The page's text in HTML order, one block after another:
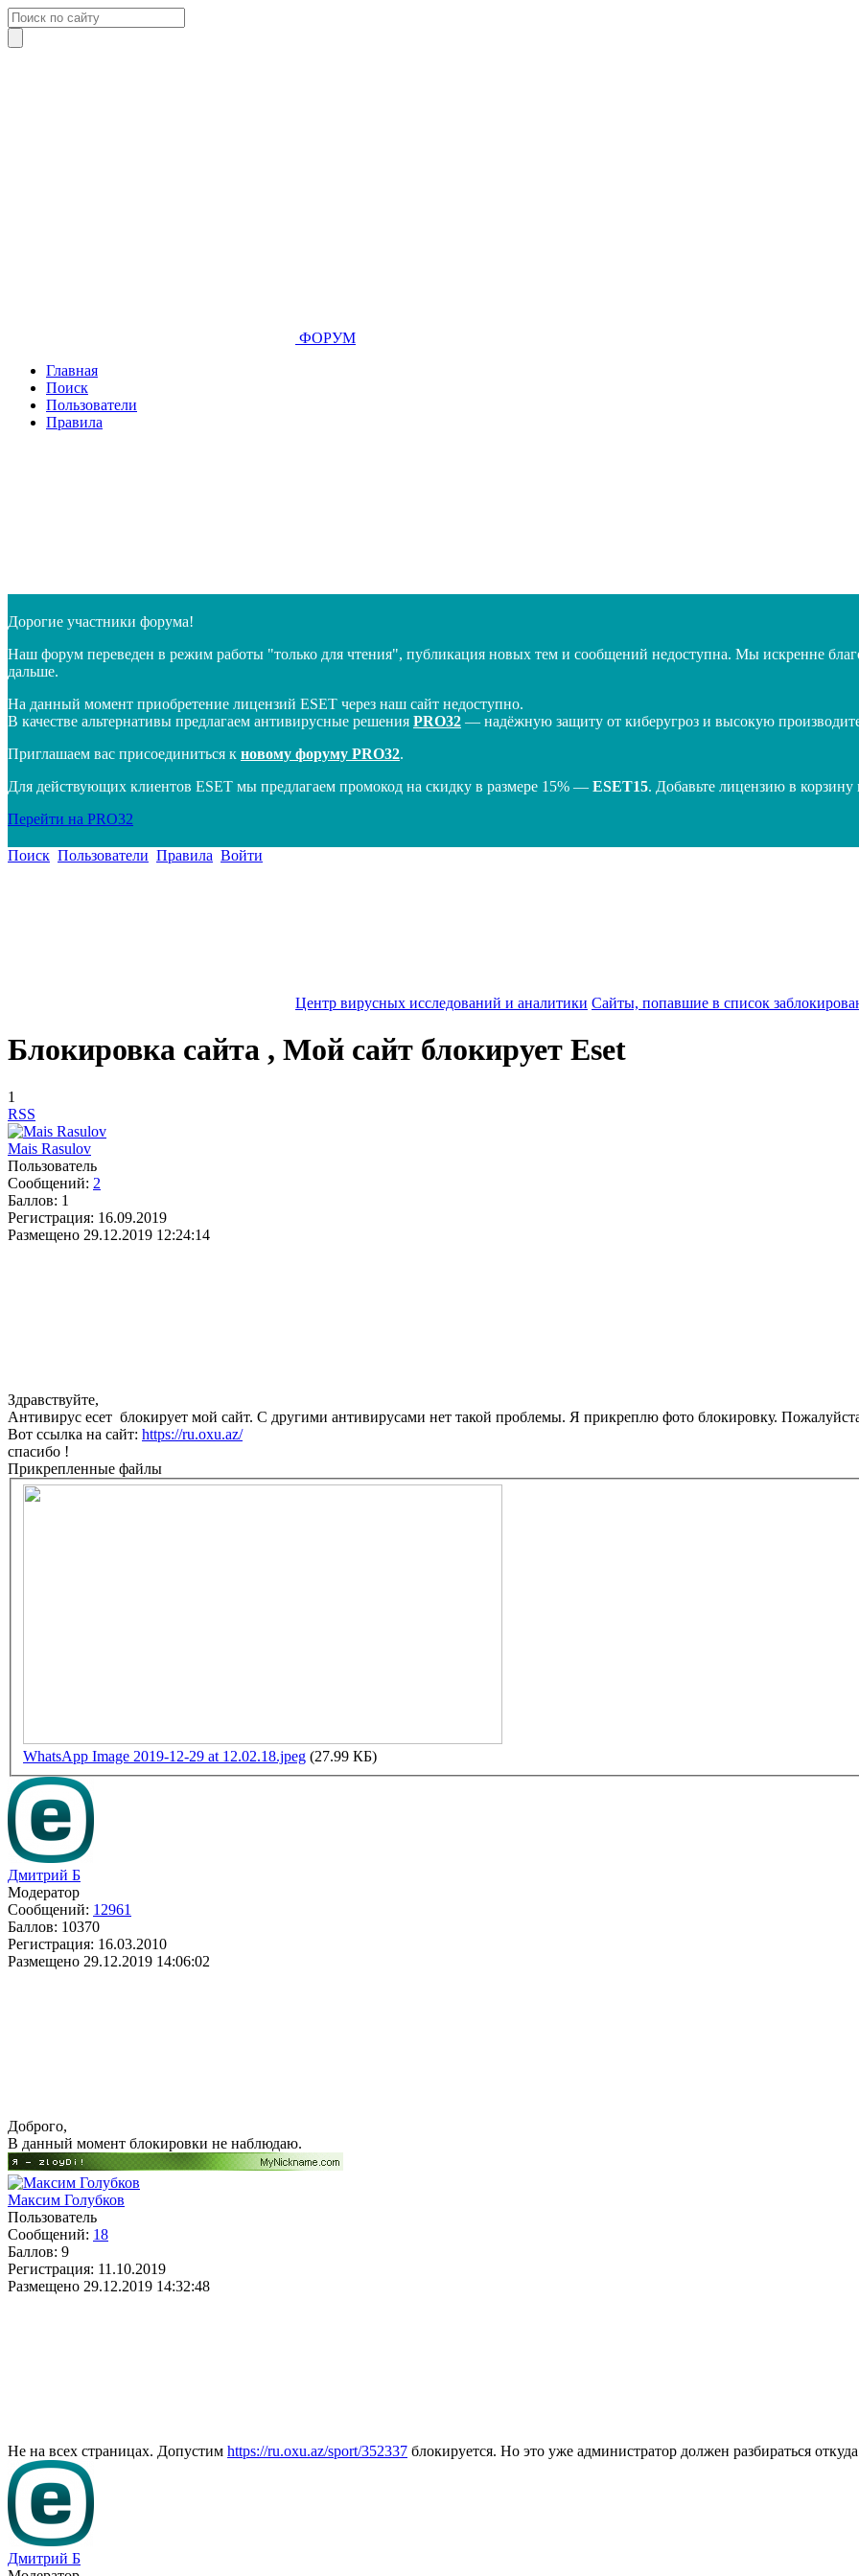
ФОРУМ
Главная
Поиск
Пользователи
Правила
Дорогие участники форума!
Наш форум переведен в режим работы "только для чтения", публикация новых тем и сообщений недоступна. Мы искренне
дальше.
На данный момент приобретение лицензий ESET через наш сайт недоступно.
В качестве альтернативы предлагаем антивирусные решения PRO32 — надёжную защиту от киберугроз и высокую
Приглашаем вас присоединиться к новому форуму PRO32.
Для действующих клиентов ESET мы предлагаем промокод на скидку в размере 15% — ESET15. Добавьте лицензию в
Перейти на PRO32
Поиск Пользователи Правила Войти
Центр вирусных исследований и аналитики Сайты, попавшие в список
Блокировка сайта , Мой сайт блокирует Eset
1
RSS
Mais Rasulov
Пользователь
Сообщений: 2
Баллов: 1
Регистрация: 16.09.2019
Размещено 29.12.2019 12:24:14
Здравствуйте,
Антивирус есет блокирует мой сайт. С другими антивирусами нет такой проблемы. Я прикреплю фото блокировку.
Вот ссылка на сайт: https://ru.oxu.az/
спасибо !
Прикрепленные файлы
WhatsApp Image 2019-12-29 at 12.02.18.jpeg (27.99 КБ)
Дмитрий Б
Модератор
Сообщений: 12961
Баллов: 10370
Регистрация: 16.03.2010
Размещено 29.12.2019 14:06:02
Доброго,
В данный момент блокировки не наблюдаю.
Максим Голубков
Пользователь
Сообщений: 18
Баллов: 9
Регистрация: 11.10.2019
Размещено 29.12.2019 14:32:48
Не на всех страницах. Допустим https://ru.oxu.az/sport/352337 блокируется. Но это уже администратор должен разбираться
Дмитрий Б